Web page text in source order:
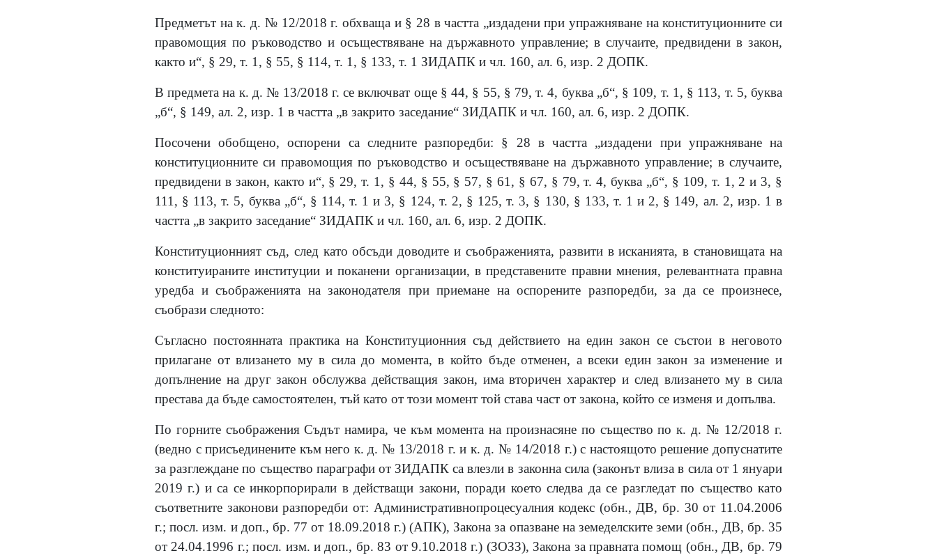
Предметът на к. д. № 12/2018 г. обхваща и § 28 в частта „издадени при упражняване на конституционните си
правомощия по ръководство и осъществяване на държавното управление; в случаите, предвидени в закон,
както и“, § 29, т. 1, § 55, § 114, т. 1, § 133, т. 1 ЗИДАПК и чл. 160, ал. 6, изр. 2 ДОПК.
В предмета на к. д. № 13/2018 г. се включват още § 44, § 55, § 79, т. 4, буква „б“, § 109, т. 1, § 113, т. 5, буква
„б“, § 149, ал. 2, изр. 1 в частта „в закрито заседание“ ЗИДАПК и чл. 160, ал. 6, изр. 2 ДОПК.
Посочени обобщено, оспорени са следните разпоредби: § 28 в частта „издадени при упражняване на
конституционните си правомощия по ръководство и осъществяване на държавното управление; в случаите,
предвидени в закон, както и“, § 29, т. 1, § 44, § 55, § 57, § 61, § 67, § 79, т. 4, буква „б“, § 109, т. 1, 2 и 3, §
111, § 113, т. 5, буква „б“, § 114, т. 1 и 3, § 124, т. 2, § 125, т. 3, § 130, § 133, т. 1 и 2, § 149, ал. 2, изр. 1 в
частта „в закрито заседание“ ЗИДАПК и чл. 160, ал. 6, изр. 2 ДОПК.
Конституционният съд, след като обсъди доводите и съображенията, развити в исканията, в становищата на
конституираните институции и поканени организации, в представените правни мнения, релевантната правна
уредба и съображенията на законодателя при приемане на оспорените разпоредби, за да се произнесе,
съобрази следното:
Съгласно постоянната практика на Конституционния съд действието на един закон се състои в неговото
прилагане от влизането му в сила до момента, в който бъде отменен, а всеки един закон за изменение и
допълнение на друг закон обслужва действащия закон, има вторичен характер и след влизането му в сила
престава да бъде самостоятелен, тъй като от този момент той става част от закона, който се изменя и допълва.
По горните съображения Съдът намира, че към момента на произнасяне по същество по к. д. № 12/2018 г.
(ведно с присъединените към него к. д. № 13/2018 г. и к. д. № 14/2018 г.) с настоящото решение допуснатите
за разглеждане по същество параграфи от ЗИДАПК са влезли в законна сила (законът влиза в сила от 1 януари
2019 г.) и са се инкорпорирали в действащи закони, поради което следва да се разгледат по същество като
съответните законови разпоредби от: Административнопроцесуалния кодекс (обн., ДВ, бр. 30 от 11.04.2006
г.; посл. изм. и доп., бр. 77 от 18.09.2018 г.) (АПК), Закона за опазване на земеделските земи (обн., ДВ, бр. 35
от 24.04.1996 г.; посл. изм. и доп., бр. 83 от 9.10.2018 г.) (ЗОЗЗ), Закона за правната помощ (обн., ДВ, бр. 79